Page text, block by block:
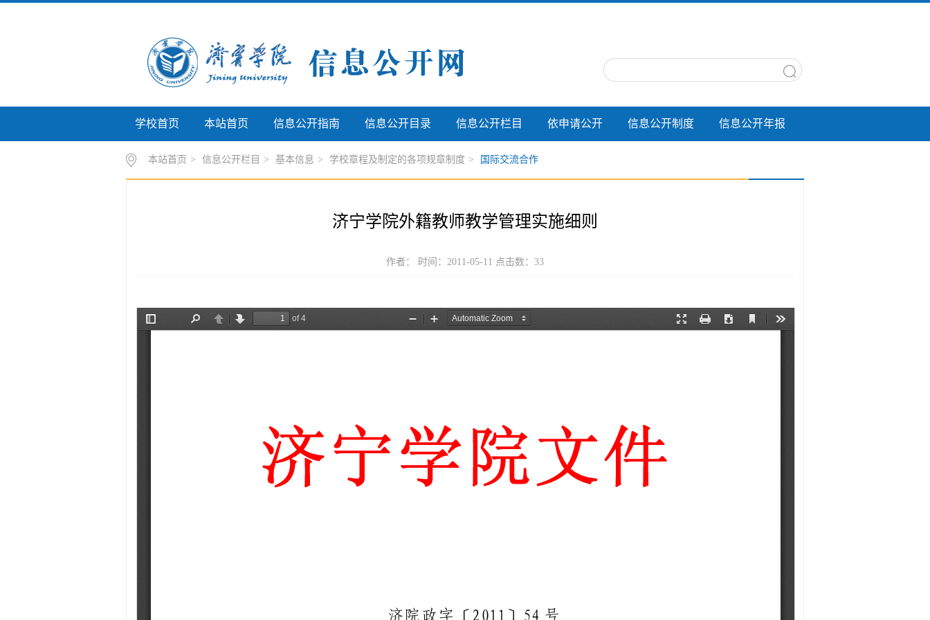
学校首页 本站首页 信息公开指南 信息公开目录 信息公开栏目 依申请公开 信息公开制度 信息公开年报
本站首页 > 信息公开栏目 > 基本信息 > 学校章程及制定的各项规章制度 > 国际交流合作
济宁学院外籍教师教学管理实施细则
作者： 时间：2011-05-11 点击数： 33